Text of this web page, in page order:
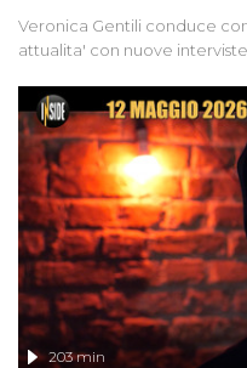
Veronica Gentili conduce
attualita' con nuove
203 min